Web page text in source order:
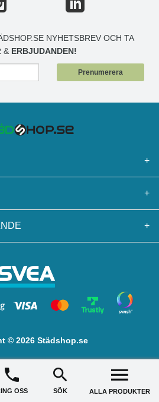
NYHETSBREV OCH TA
& ERBJUDANDEN!
Prenumerera
+
+
+
© 2026 Städshop.se
OSS SÖK ALLA PRODUKTER